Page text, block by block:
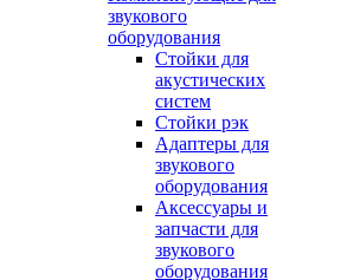
звукового
оборудования
Стойки для
акустических
систем
Стойки рэк
Адаптеры для
звукового
оборудования
Аксессуары и
запчасти для
звукового
оборудования